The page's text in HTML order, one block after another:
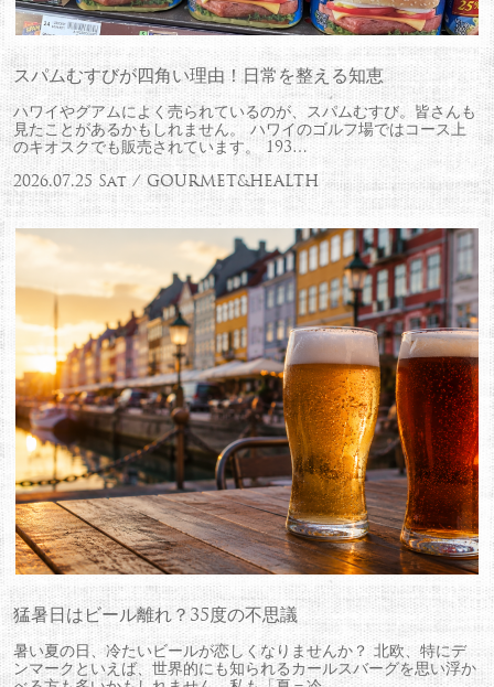
スパムむすびが四角い理由！日常を整える知恵
ハワイやグアムによく売られているのが、スパムむすび。皆さんも
見たことがあるかもしれません。 ハワイのゴルフ場ではコース上
のキオスクでも販売されています。 193…
2026.07.25 Sat / GOURMET&HEALTH
猛暑日はビール離れ？35度の不思議
暑い夏の日、冷たいビールが恋しくなりませんか？ 北欧、特にデ
ンマークといえば、世界的にも知られるカールスバーグを思い浮か